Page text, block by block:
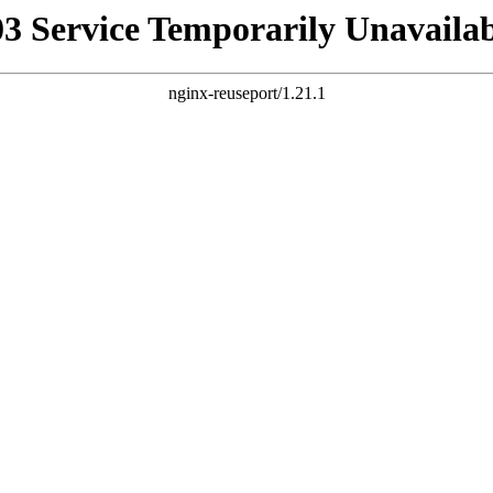
Service Temporarily
nginx-reuseport/1.21.1